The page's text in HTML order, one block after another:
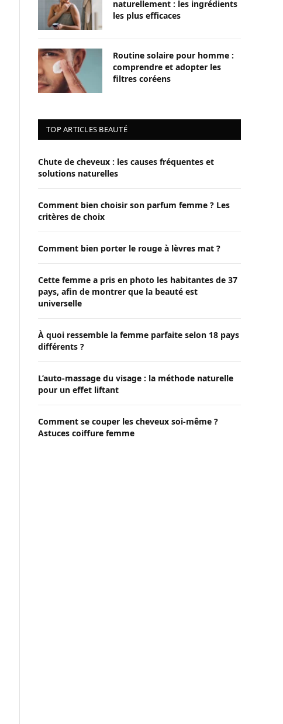
naturellement : les ingrédients
les plus efficaces
Routine solaire pour homme :
comprendre et adopter les
filtres coréens
TOP ARTICLES BEAUTÉ
Chute de cheveux : les causes fréquentes et
solutions naturelles
Comment bien choisir son parfum femme ? Les
critères de choix
Comment bien porter le rouge à lèvres mat ?
Cette femme a pris en photo les habitantes de 37
pays, afin de montrer que la beauté est
universelle
À quoi ressemble la femme parfaite selon 18 pays
différents ?
L’auto-massage du visage : la méthode naturelle
pour un effet liftant
Comment se couper les cheveux soi-même ?
Astuces coiffure femme